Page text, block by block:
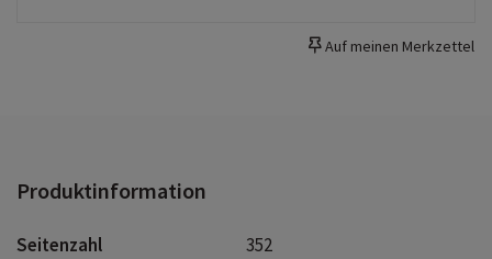
Auf meinen Merkzettel
Produktinformation
Seitenzahl
352